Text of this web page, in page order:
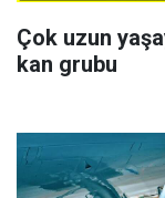
Çok uzun
kan grubu